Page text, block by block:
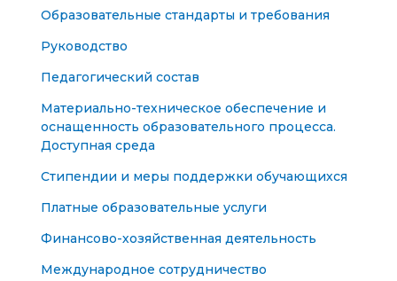
Образовательные стандарты и требования
Руководство
Педагогический состав
Материально-техническое обеспечение и
оснащенность образовательного процесса.
Доступная среда
Стипендии и меры поддержки обучающихся
Платные образовательные услуги
Финансово-хозяйственная деятельность
Международное сотрудничество